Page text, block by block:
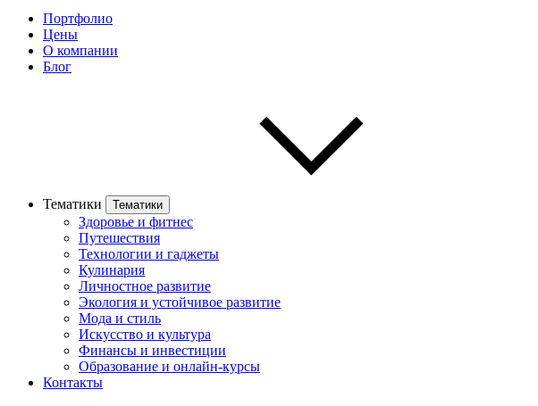
Портфолио
Цены
О компании
Блог
Тематики Тематики
Здоровье и фитнес
Путешествия
Технологии и гаджеты
Кулинария
Личностное развитие
Экология и устойчивое развитие
Мода и стиль
Искусство и культура
Финансы и инвестиции
Образование и онлайн-курсы
Контакты